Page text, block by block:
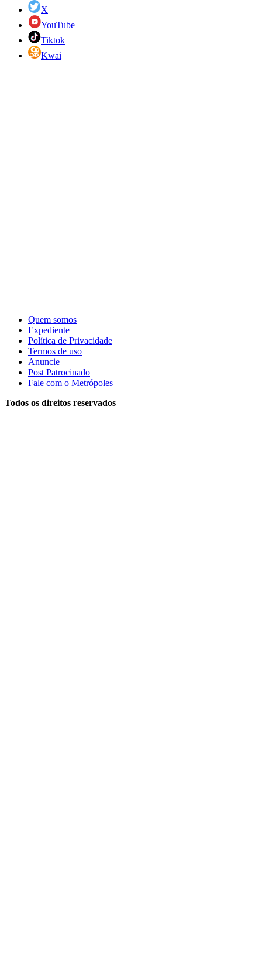
X
YouTube
Tiktok
Kwai
Quem somos
Expediente
Política de Privacidade
Termos de uso
Anuncie
Post Patrocinado
Fale com o Metrópoles
Todos os direitos reservados